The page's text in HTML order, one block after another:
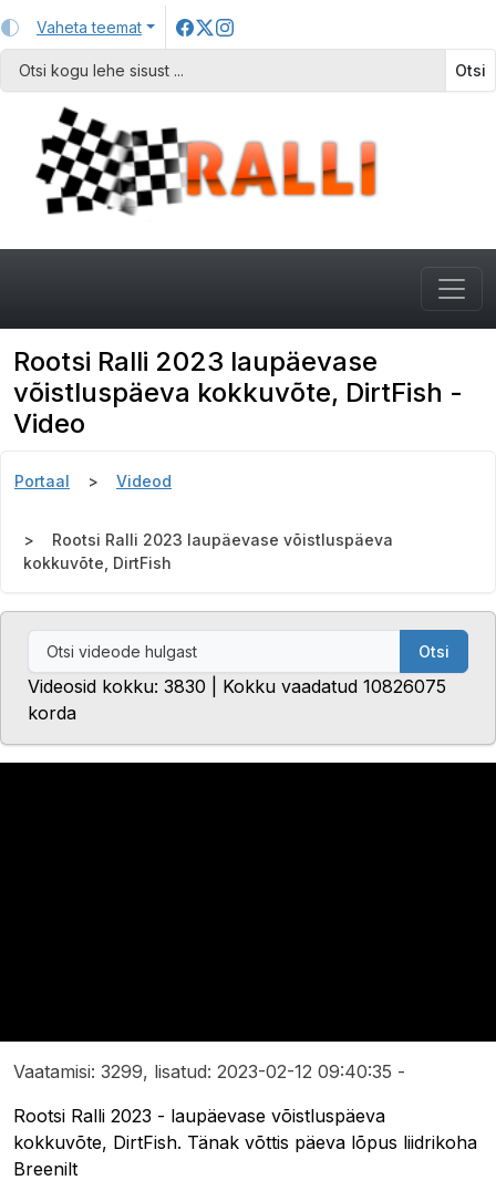
Vaheta teemat
Otsi
Rootsi Ralli 2023 laupäevase
võistluspäeva kokkuvõte, DirtFish -
Video
Portaal Videod
Rootsi Ralli 2023 laupäevase võistluspäeva
kokkuvõte, DirtFish
Otsi
Videosid kokku: 3830 | Kokku vaadatud 10826075
korda
Vaatamisi: 3299, lisatud: 2023-02-12 09:40:35 -
Rootsi Ralli 2023 - laupäevase võistluspäeva
kokkuvõte, DirtFish. Tänak võttis päeva lõpus liidrikoha
Breenilt